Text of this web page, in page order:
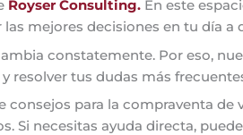
Royser Consulting. En este
mejores decisiones en tu día
constatemente. Por eso,
tus dudas más
consejos para la compraventa
Si necesitas ayuda directa,